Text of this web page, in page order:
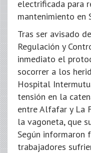
electrificada para
mantenimiento en
Tras ser avisado
Regulación y
inmediato el
socorrer a los
Hospital
tensión en la
entre Alfafar y La
la vagoneta, que
Según informaron
trabajadores